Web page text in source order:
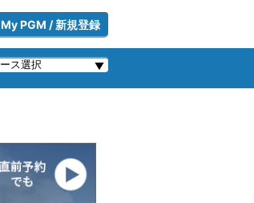
My PGM / 新規登録